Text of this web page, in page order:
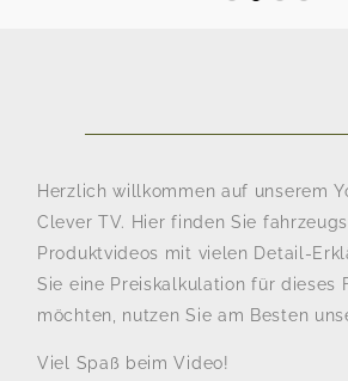
Herzlich willkommen auf unserem
Clever TV. Hier finden Sie
Produktvideos mit vielen Detail-
Sie eine Preiskalkulation für dieses
möchten, nutzen Sie am Besten
Viel Spaß beim Video!